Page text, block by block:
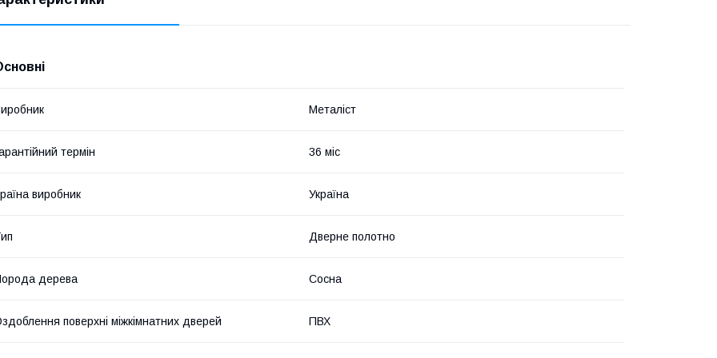
Металіст
термін 36 міс
виробник Україна
Дверне полотно
дерева Сосна
поверхні міжкімнатних дверей ПВХ